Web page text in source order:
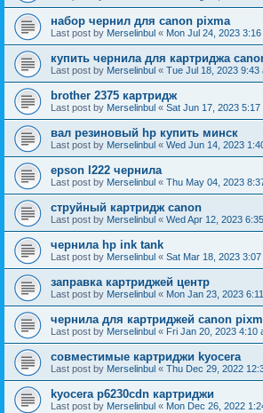
набор чернил для canon pixma
Last post by Merselinbul « Mon Jul 24, 2023 3:16
купить чернила для картриджа
Last post by Merselinbul « Tue Jul 18, 2023 9:43
brother 2375 картридж
Last post by Merselinbul « Sat Jun 17, 2023 5:17
вал резиновый hp купить минск
Last post by Merselinbul « Wed Jun 14, 2023
epson l222 чернила
Last post by Merselinbul « Thu May 04, 2023
струйный картридж canon
Last post by Merselinbul « Wed Apr 12, 2023
чернила hp ink tank
Last post by Merselinbul « Sat Mar 18, 2023 3:07
заправка картриджей центр
Last post by Merselinbul « Mon Jan 23, 2023
чернила для картриджей canon
Last post by Merselinbul « Fri Jan 20, 2023 4:10
совместимые картриджи kyocera
Last post by Merselinbul « Thu Dec 29, 2022
kyocera p6230cdn картриджи
Last post by Merselinbul « Mon Dec 26, 2022